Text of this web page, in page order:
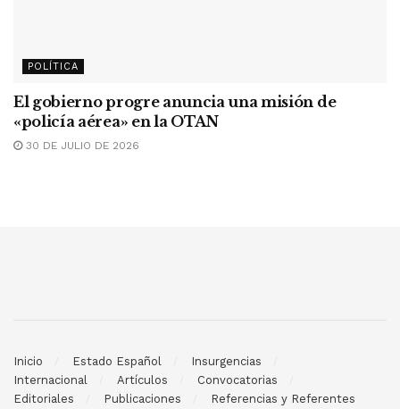
POLÍTICA
El gobierno progre anuncia una misión de
«policía aérea» en la OTAN
30 DE JULIO DE 2026
Inicio Estado Español
Insurgencias
Internacional
Artículos
Convocatorias
Editoriales
Publicaciones Referencias y Referentes